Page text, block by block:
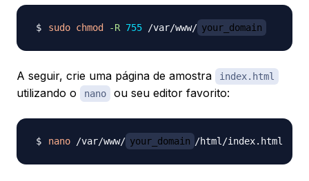
sudo chmod -R 755 /var/www/ your_domain
A seguir, crie uma página de amostra index.html
utilizando o nano ou seu editor favorito:
nano /var/www/ your_domain